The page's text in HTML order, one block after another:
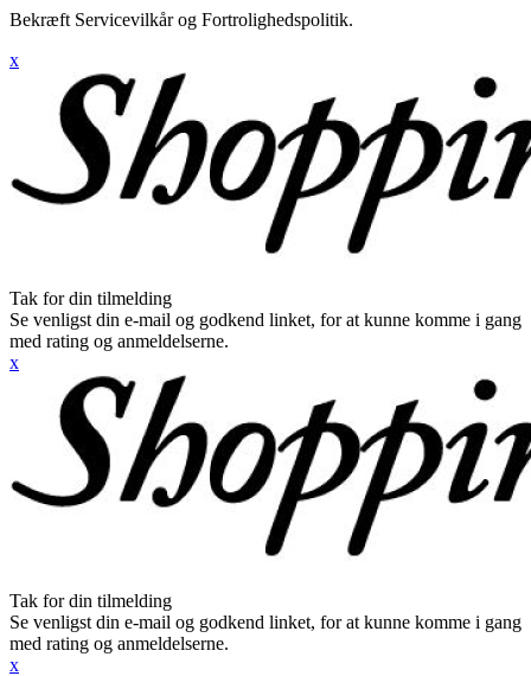
Bekræft Servicevilkår og Fortrolighedspolitik.
x
Tak for din tilmelding
Se venligst din e-mail og godkend linket, for at kunne komme i gang
med rating og anmeldelserne.
x
Tak for din tilmelding
Se venligst din e-mail og godkend linket, for at kunne komme i gang
med rating og anmeldelserne.
x